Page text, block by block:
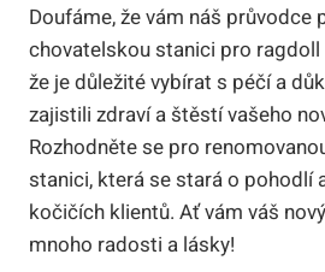
Doufáme, ⁣že vám náš⁢ průvodce
chovatelskou stanici pro
⁤že je důležité vybírat s péčí a​
zajistili​ zdraví a štěstí vašeho
Rozhodněte se pro
stanici, která se stará ‍o⁣ pohodlí
kočičích klientů. Ať vám váš
mnoho ⁤radosti a lásky!